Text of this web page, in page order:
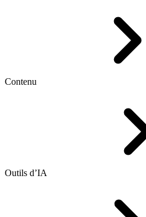
Contenu
Outils d’IA